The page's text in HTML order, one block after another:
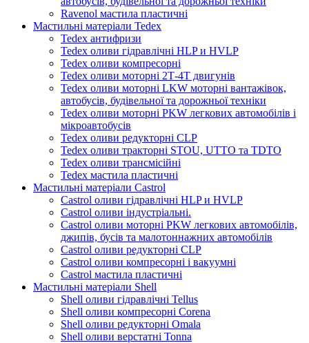
Ravenol мастила пластичні
Мастильні матеріали Tedex
Tedex антифризи
Tedex оливи гідравлічні HLP и HVLP
Tedex оливи компресорні
Tedex оливи моторні 2Т-4Т двигунів
Tedex оливи моторні LKW моторні вантажівок,
автобусів, будівельної та дорожньої техніки
Tedex оливи моторні PKW легкових автомобілів і
мікроавтобусів
Tedex оливи редукторні CLP
Tedex оливи тракторні STOU, UTTO та TDTO
Tedex оливи трансмісійні
Tedex мастила пластичні
Мастильні матеріали Castrol
Castrol оливи гідравлічні HLP и HVLP
Castrol оливи індустріальні.
Castrol оливи моторні PKW легкових автомобілів,
джипів, бусів та малотоннажних автомобілів
Castrol оливи редукторні CLP
Castrol оливи компресорні і вакуумні
Castrol мастила пластичні
Мастильні матеріали Shell
Shell оливи гідравлічні Tellus
Shell оливи компресорні Corena
Shell оливи редукторні Omala
Shell оливи верстатні Tonna